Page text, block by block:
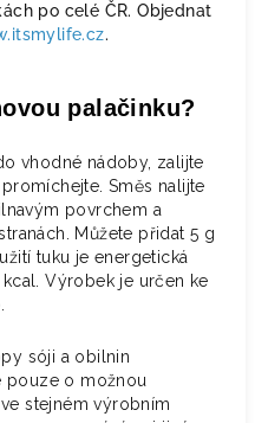
po celé ČR. Objednat
.
palačinku?
vhodné nádoby, zalijte
Směs nalijte
povrchem a
Můžete přidat 5 g
tuku je energetická
Výrobek je určen ke
sóji a obilnin
pouze o možnou
stejném výrobním